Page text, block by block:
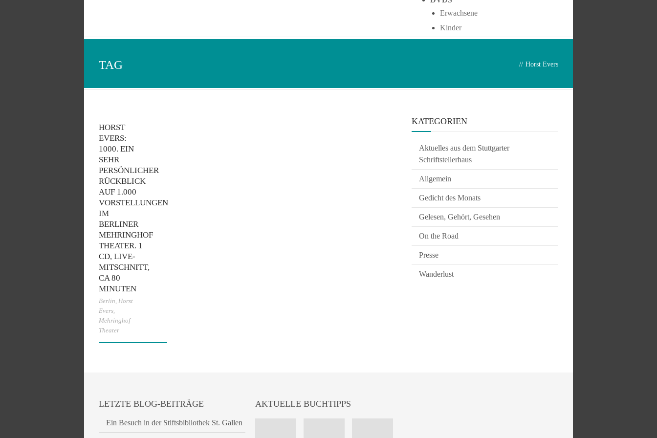
Erwachsene
Kinder
TAG // Horst Evers
HORST
EVERS:
1000. EIN
SEHR
PERSÖNLICHER
RÜCKBLICK
AUF 1.000
VORSTELLUNGEN
IM
BERLINER
MEHRINGHOF
THEATER. 1
CD, LIVE-
MITSCHNITT,
CA 80
MINUTEN
Berlin, Horst
Evers,
Mehringhof
Theater
KATEGORIEN
Aktuelles aus dem Stuttgarter
Schriftstellerhaus
Allgemein
Gedicht des Monats
Gelesen, Gehört, Gesehen
On the Road
Presse
Wanderlust
LETZTE BLOG-BEITRÄGE
Ein Besuch in der Stiftsbibliothek St. Gallen
AKTUELLE BUCHTIPPS